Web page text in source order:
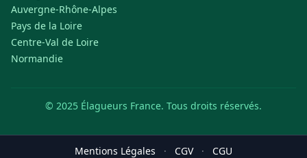
Auvergne-Rhône-Alpes
Pays de la Loire
Centre-Val de Loire
Normandie
© 2025 Élagueurs France. Tous droits réservés.
Mentions Légales · CGV · CGU